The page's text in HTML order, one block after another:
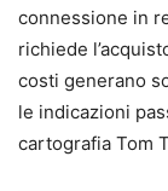
connessione in
richiede
costi generano
le indicazioni
cartografia Tom